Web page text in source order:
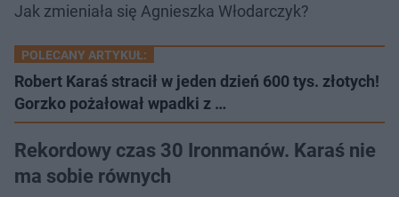
Jak zmieniała się Agnieszka Włodarczyk?
POLECANY ARTYKUŁ:
Robert Karaś stracił w jeden dzień 600 tys. złotych!
Gorzko pożałował wpadki z …
Rekordowy czas 30 Ironmanów. Karaś nie
ma sobie równych